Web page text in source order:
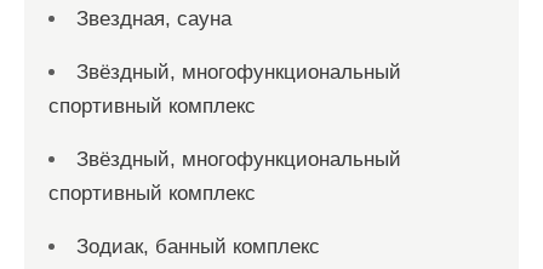
Звездная, сауна
Звёздный, многофункциональный
спортивный комплекс
Звёздный, многофункциональный
спортивный комплекс
Зодиак, банный комплекс